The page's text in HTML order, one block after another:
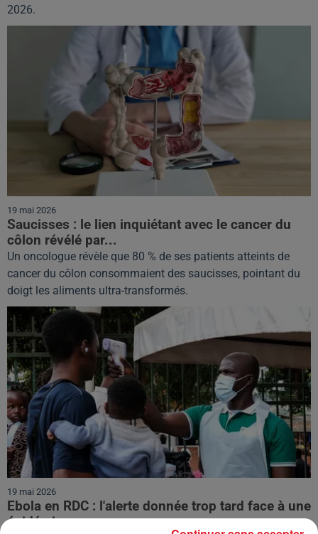
2026.
19 mai 2026
Saucisses : le lien inquiétant avec le cancer du
côlon révélé par...
Un oncologue révèle que 80 % de ses patients atteints de
cancer du côlon consommaient des saucisses, pointant du
doigt les aliments ultra-transformés.
19 mai 2026
Ebola en RDC : l'alerte donnée trop tard face à une
épidémie...